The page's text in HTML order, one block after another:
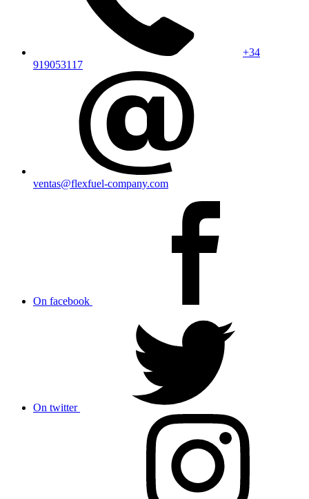
+34
919053117
ventas@flexfuel-company.com
On facebook
On twitter